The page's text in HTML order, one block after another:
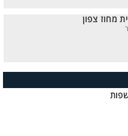
מחוז צפון